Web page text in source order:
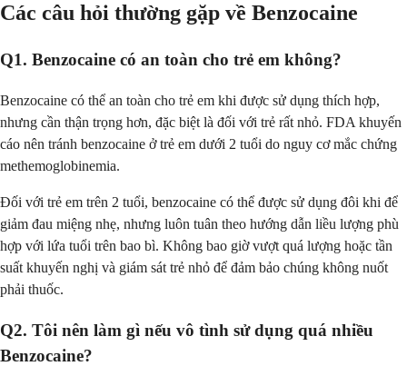
Các câu hỏi thường gặp về Benzocaine
Q1. Benzocaine có an toàn cho trẻ em không?
Benzocaine có thể an toàn cho trẻ em khi được sử dụng thích hợp,
nhưng cần thận trọng hơn, đặc biệt là đối với trẻ rất nhỏ. FDA khuyến
cáo nên tránh benzocaine ở trẻ em dưới 2 tuổi do nguy cơ mắc chứng
methemoglobinemia.
Đối với trẻ em trên 2 tuổi, benzocaine có thể được sử dụng đôi khi để
giảm đau miệng nhẹ, nhưng luôn tuân theo hướng dẫn liều lượng phù
hợp với lứa tuổi trên bao bì. Không bao giờ vượt quá lượng hoặc tần
suất khuyến nghị và giám sát trẻ nhỏ để đảm bảo chúng không nuốt
phải thuốc.
Q2. Tôi nên làm gì nếu vô tình sử dụng quá nhiều
Benzocaine?